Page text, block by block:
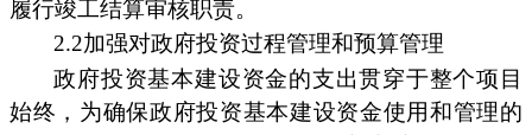
履行竣工结算审核职责。
2.2加强对政府投资过程管理和预算管理
政府投资基本建设资金的支出贯穿于整个项目
始终，为确保政府投资基本建设资金使用和管理的